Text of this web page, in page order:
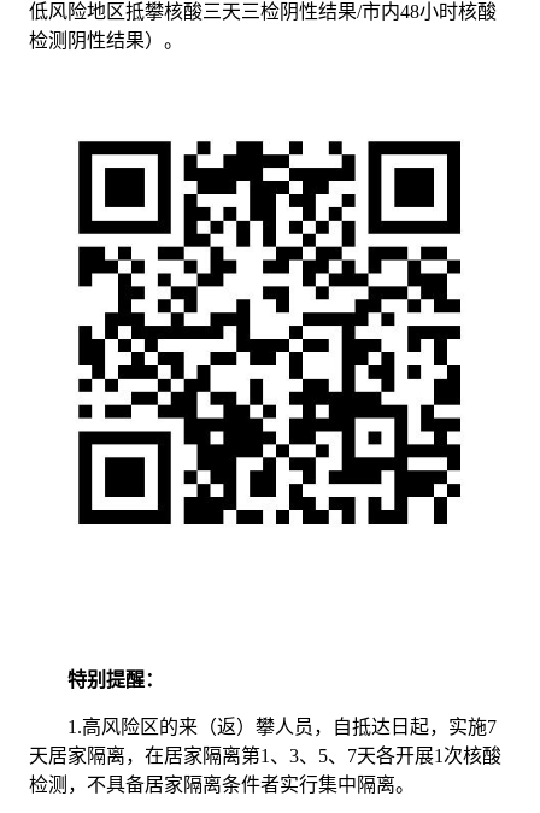
低风险地区抵攀核酸三天三检阴性结果/市内48小时核酸
检测阴性结果）。
特别提醒：
1.高风险区的来（返）攀人员，自抵达日起，实施7
天居家隔离，在居家隔离第1、3、5、7天各开展1次核酸
检测，不具备居家隔离条件者实行集中隔离。